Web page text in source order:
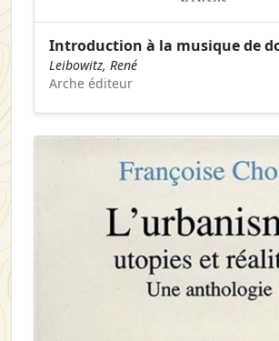
Introduction à la musique de
Leibowitz, René
Arche éditeur